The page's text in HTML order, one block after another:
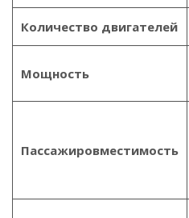
Количество двигателей
Мощность
Пассажировместимость